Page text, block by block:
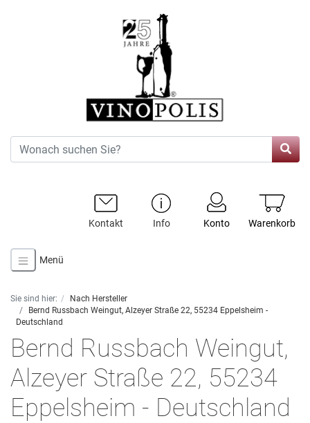
Warenkorb
Konto
Info
Kontakt
Menü
Sie sind hier:
Nach Hersteller
Bernd Russbach Weingut, Alzeyer Straße 22, 55234 Eppelsheim -
Deutschland
Bernd Russbach Weingut,
Alzeyer Straße 22, 55234
Eppelsheim - Deutschland